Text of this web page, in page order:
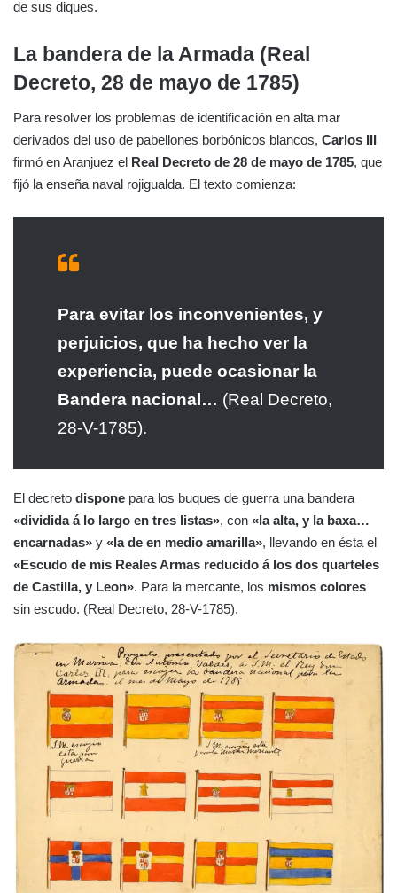
de sus diques.
La bandera de la Armada (Real
Decreto, 28 de mayo de 1785)
Para resolver los problemas de identificación en alta mar
derivados del uso de pabellones borbónicos blancos, Carlos III
firmó en Aranjuez el Real Decreto de 28 de mayo de 1785, que
fijó la enseña naval rojigualda. El texto comienza:
Para evitar los inconvenientes, y
perjuicios, que ha hecho ver la
experiencia, puede ocasionar la
Bandera nacional… (Real Decreto,
28-V-1785).
El decreto dispone para los buques de guerra una bandera
«dividida á lo largo en tres listas», con «la alta, y la baxa…
encarnadas» y «la de en medio amarilla», llevando en ésta el
«Escudo de mis Reales Armas reducido á los dos quarteles
de Castilla, y Leon». Para la mercante, los mismos colores
sin escudo. (Real Decreto, 28-V-1785).